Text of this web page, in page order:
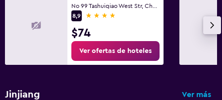
8,9
4 estrellas
$74
Ver ofertas de hoteles
Jinjiang Ver más